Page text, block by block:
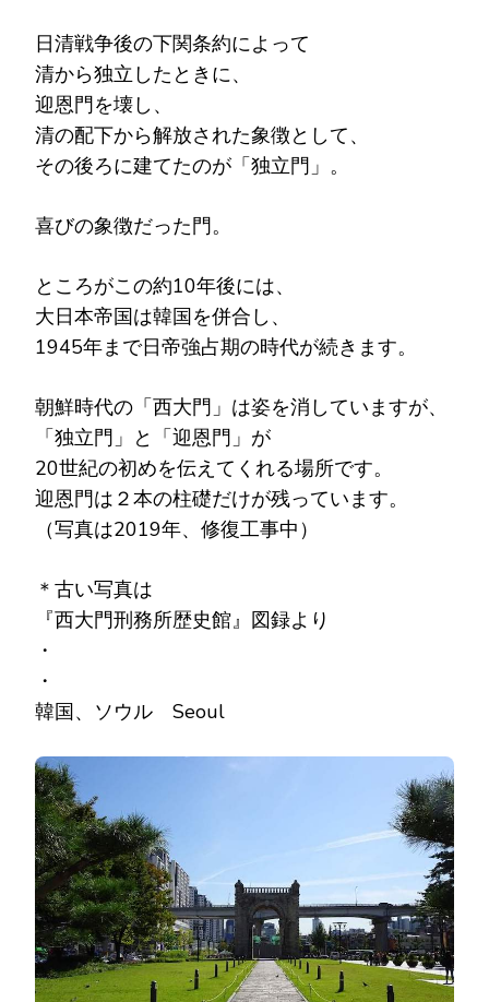
日清戦争後の下関条約によって
清から独立したときに、
迎恩門を壊し、
清の配下から解放された象徴として、
その後ろに建てたのが「独立門」。
喜びの象徴だった門。
ところがこの約10年後には、
大日本帝国は韓国を併合し、
1945年まで日帝強占期の時代が続きます。
朝鮮時代の「西大門」は姿を消していますが、
「独立門」と「迎恩門」が
20世紀の初めを伝えてくれる場所です。
迎恩門は２本の柱礎だけが残っています。
（写真は2019年、修復工事中）
＊古い写真は
『西大門刑務所歴史館』図録より
・
・
韓国、ソウル Seoul